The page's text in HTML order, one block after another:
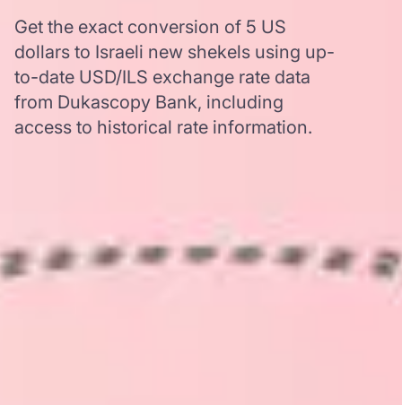
Get the exact conversion of 5 US
dollars to Israeli new shekels using up-
to-date USD/ILS exchange rate data
from Dukascopy Bank, including
access to historical rate information.